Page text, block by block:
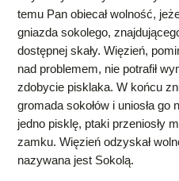
temu Pan obiecał wolność,
gniazda sokolego,
dostępnej skały. Więzień,
nad problemem, nie potrafił
zdobycie pisklaka. W końcu
gromada sokołów i uniosła go
jedno pisklę, ptaki przeniosły
zamku. Więzień odzyskał
nazywana jest Sokolą.